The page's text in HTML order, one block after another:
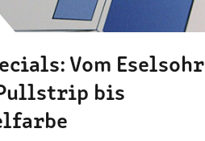
Vom Eselsohr
bis